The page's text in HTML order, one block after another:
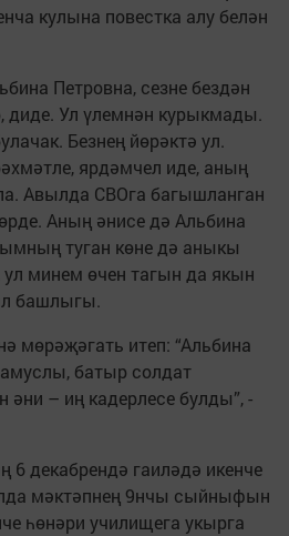
кулына повестка алу белән
Петровна, сезне бездән
диде. Ул үлемнән курыкмады.
Безнең йөрәктә ул.
ярдәмчел иде, аның
Авылда СВОга багышланган
Аның әнисе дә Альбина
туган көне дә аныкы
ул минем өчен тагын да якын
башлыгы.
мөрәҗәгать итеп: “Альбина
батыр солдат
әни – иң кадерлесе булды”, -
6 декабрендә гаиләдә икенче
мәктәпнең 9нчы сыйныфын
һөнәри училищега укырга